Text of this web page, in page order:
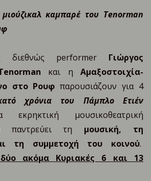
καμπαρέ του Tenorman
διεθνώς performer Γιώργος
και ηΑμαξοστοιχία-
στο Ρουφ παρουσιάζουν για 4
χρόνια του Πάμπλο Ετιέν
μουσικοθεατρική
παντρεύει τη μουσική, τη
τη συμμετοχή του κοινού.
ακόμα Κυριακές 6 και 13